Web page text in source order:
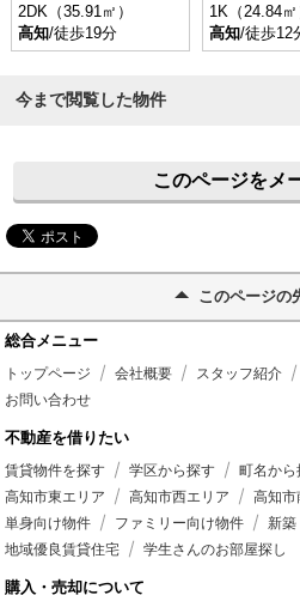
2DK（35.91㎡）
高知/徒歩19分
1K（24.84㎡
高知/徒歩12
今まで閲覧した物件
このページをメ
このページの
総合メニュー
トップページ 会社概要 スタッフ紹介
お問い合わせ
不動産を借りたい
賃貸物件を探す 学区から探す 町名から
高知市東エリア
高知市西エリア 高知市
単身向け物件
ファミリー向け物件
新築
地域優良賃貸住宅
学生さんのお部屋探し
購入・売却について